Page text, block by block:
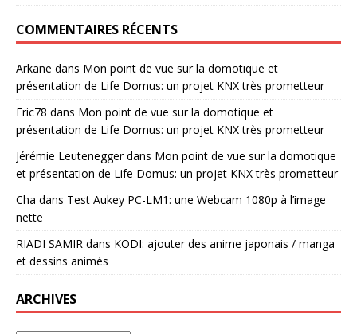
COMMENTAIRES RÉCENTS
Arkane dans Mon point de vue sur la domotique et
présentation de Life Domus: un projet KNX très prometteur
Eric78 dans Mon point de vue sur la domotique et
présentation de Life Domus: un projet KNX très prometteur
Jérémie Leuteneggerdans Mon point de vue sur la domotique
et présentation de Life Domus: un projet KNX très prometteur
Cha dans Test Aukey PC-LM1: une Webcam 1080p à l’image
nette
RIADI SAMIR dans KODI: ajouter des anime japonais / manga
et dessins animés
ARCHIVES